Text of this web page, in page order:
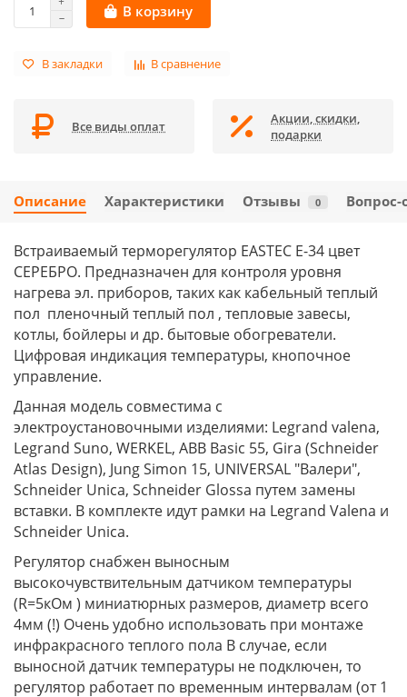
В корзину
В закладки В сравнение
Все виды оплат
Акции, скидки,
подарки
Описание Характеристики Отзывы 0 Вопрос-
Встраиваемый терморегулятор EASTEC E-34 цвет
СЕРЕБРО. Предназначен для контроля уровня
нагрева эл. приборов, таких как кабельный теплый
пол пленочный теплый пол , тепловые завесы,
котлы, бойлеры и др. бытовые обогреватели.
Цифровая индикация температуры, кнопочное
управление.
Данная модель совместима с
электроустановочными изделиями: Legrand valena,
Legrand Suno, WERKEL, ABB Basic 55, Gira (Schneider
Atlas Design), Jung Simon 15, UNIVERSAL "Валери",
Schneider Unica, Schneider Glossa путем замены
вставки. В комплекте идут рамки на Legrand Valena и
Schneider Unica.
Регулятор снабжен выносным
высокочувствительным датчиком температуры
(R=5кОм ) миниатюрных размеров, диаметр всего
4мм (!) Очень удобно использовать при монтаже
инфракрасного теплого пола В случае, если
выносной датчик температуры не подключен, то
регулятор работает по временным интервалам (от 1